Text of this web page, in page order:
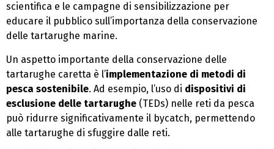
scientifica e le campagne di sensibilizzazione per
educare il pubblico sull’importanza della conservazione
delle tartarughe marine.
Un aspetto importante della conservazione delle
tartarughe caretta è l’implementazione di metodi di
pesca sostenibile. Ad esempio, l’uso di dispositivi di
esclusione delle tartarughe (TEDs) nelle reti da pesca
può ridurre significativamente il bycatch, permettendo
alle tartarughe di sfuggire dalle reti.